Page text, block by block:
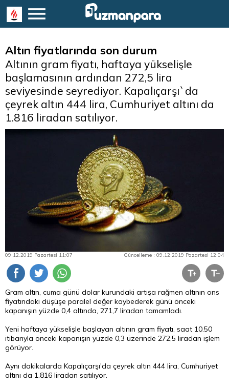
Altın fiyatlarında son durum
Altının gram fiyatı, haftaya yükselişle
başlamasının ardından 272,5 lira
seviyesinde seyrediyor. Kapalıçarşı`da
çeyrek altın 444 lira, Cumhuriyet altını da
1.816 liradan satılıyor.
09.12.2019 Pazartesi 11:07 Güncelleme : 09.12.2019 Pazartesi 12:04
Gram altın, cuma günü dolar kurundaki artışa rağmen altının ons
fiyatındaki düşüşe paralel değer kaybederek günü önceki
kapanışın yüzde 0,4 altında, 271,7 liradan tamamladı.
Yeni haftaya yükselişle başlayan altının gram fiyatı, saat 10.50
itibarıyla önceki kapanışın yüzde 0,3 üzerinde 272,5 liradan işlem
görüyor.
Aynı dakikalarda Kapalıçarşı'da çeyrek altın 444 lira, Cumhuriyet
altını da 1.816 liradan satılıyor.